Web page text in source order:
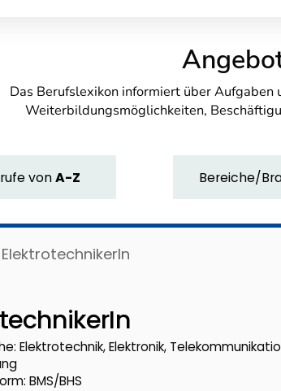
Das Berufslexikon informiert über
Weiterbildungsmöglichkeiten,
vonA-Z Bereiche/
ElektrotechnikerIn
Elektrotechnik, Elektronik,
BMS/BHS